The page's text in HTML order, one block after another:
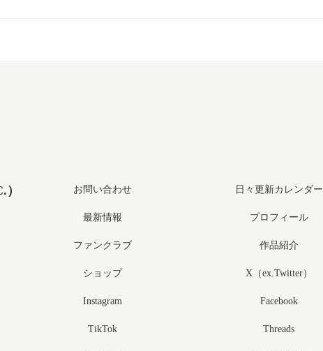
お問い合わせ 日々更新カレンダー
最新情報 プロフィール
ファンクラブ 作品紹介
ショップ X（ex.Twitter）
Instagram Facebook
TikTok Threads